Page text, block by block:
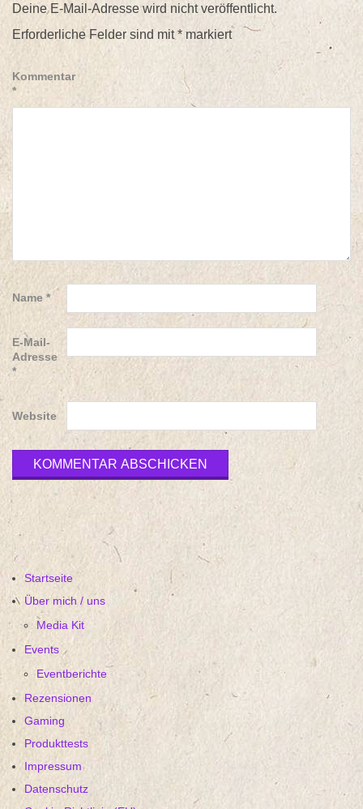
Deine E-Mail-Adresse wird nicht veröffentlicht.
Erforderliche Felder sind mit* markiert
Kommentar
*
Name *
E-Mail-
Adresse
*
Website
Startseite
Über mich / uns
Media Kit
Events
Eventberichte
Rezensionen
Gaming
Produkttests
Impressum
Datenschutz